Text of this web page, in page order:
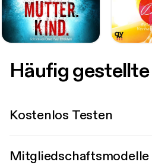
Häufig
Kostenlos Testen
Mitgliedschaftsmodelle